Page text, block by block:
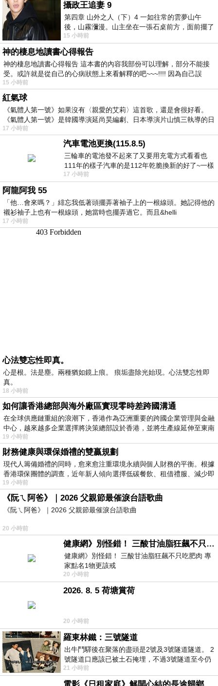
攝政王追妻 9
第四章 山外之人（下）4 一如往常的雲夢山午
後，山霧瀰漫。山主坐在一張石桌前方，面前擺了
一盤未下完的棋盤，還有一壺茶與兩只冒
15 小時前
神的棲息地讀書心得報告
神的棲息地讀書心得報告 這本書的內容我部份可以理解，部分不能接
受。或許就是從自己的心病狀態上來看解釋的吧~~~!!!! 因為自己誤
15 小時前
紅氣球
《氣體人第一號》如果沒有〈親愛的艾莉〉這首歌，還是會很好看。
《氣體人第一號》是韓國導演延尚昊編劇、日本導演片山慎三執導的日
17 小時前
汽車電池更換(115.8.5)
三輪車的電池發不起來了又要用充電方式看看也
111年的樣子汽車的是112年乾脆換新的好了~一樣
在阿炮電池買的漲了一百多塊吧
17 小時前
阿龍阿我 55
「他…會來嗎？」緋忘我低著頭擺弄著袖子上的一根線頭。她記得他的
襯衫袖子上也有一根線頭，她當時也擺弄過它。而且&helli
17 小時前
心法雙忘性即真。
心是根。法是塵。兩種猶如鏡上痕。 痕垢盡除光始現。心法雙忘性即
真。
18 小時前
如何讓香港總部與海外廠區實現零時差跨國溝通
在全球供應鏈重組的浪潮下，香港作為亞洲重要的跨國企業管理與金融
中心，越來越多企業選擇將決策總部設於香港，並將生產線延伸至東南
19 小時前
財務健康與環保婚禮的雙贏規劃
現代人籌備婚禮的同時，愈來愈注重環境永續與個人財務的平衡。根據
香港環保團體的調查，近年新人傾向選擇低碳餐飲、租借禮服、減少即
19 小時前
《阮ㄟ阿爸》｜2026 父親節最催淚台語歌曲
《阮ㄟ阿爸》｜2026 父親節最催淚台語歌曲
20 小時前
健康網》別怪錯！ 三酸甘油脂狂飆不只吃肥肉 專家點名1物更該戒
健康網》別怪錯！ 三酸甘油脂狂飆不只吃肥肉 專
家點名1物更該戒
https://health.ltn.com.tw/article/breakingnews/
20 小時前
2026. 8. 5 荷塘賞荷
20 小時前
羅東林鐵：三號隧道
出牛鬥驛後在聚落的盡頭是2號及3號隧道隧道。 2
號隧道口應該已被土石掩埋，不過3號隧道至今仍
存在。從台7丙牛鬥橋上往左岸上游方
21 小時前